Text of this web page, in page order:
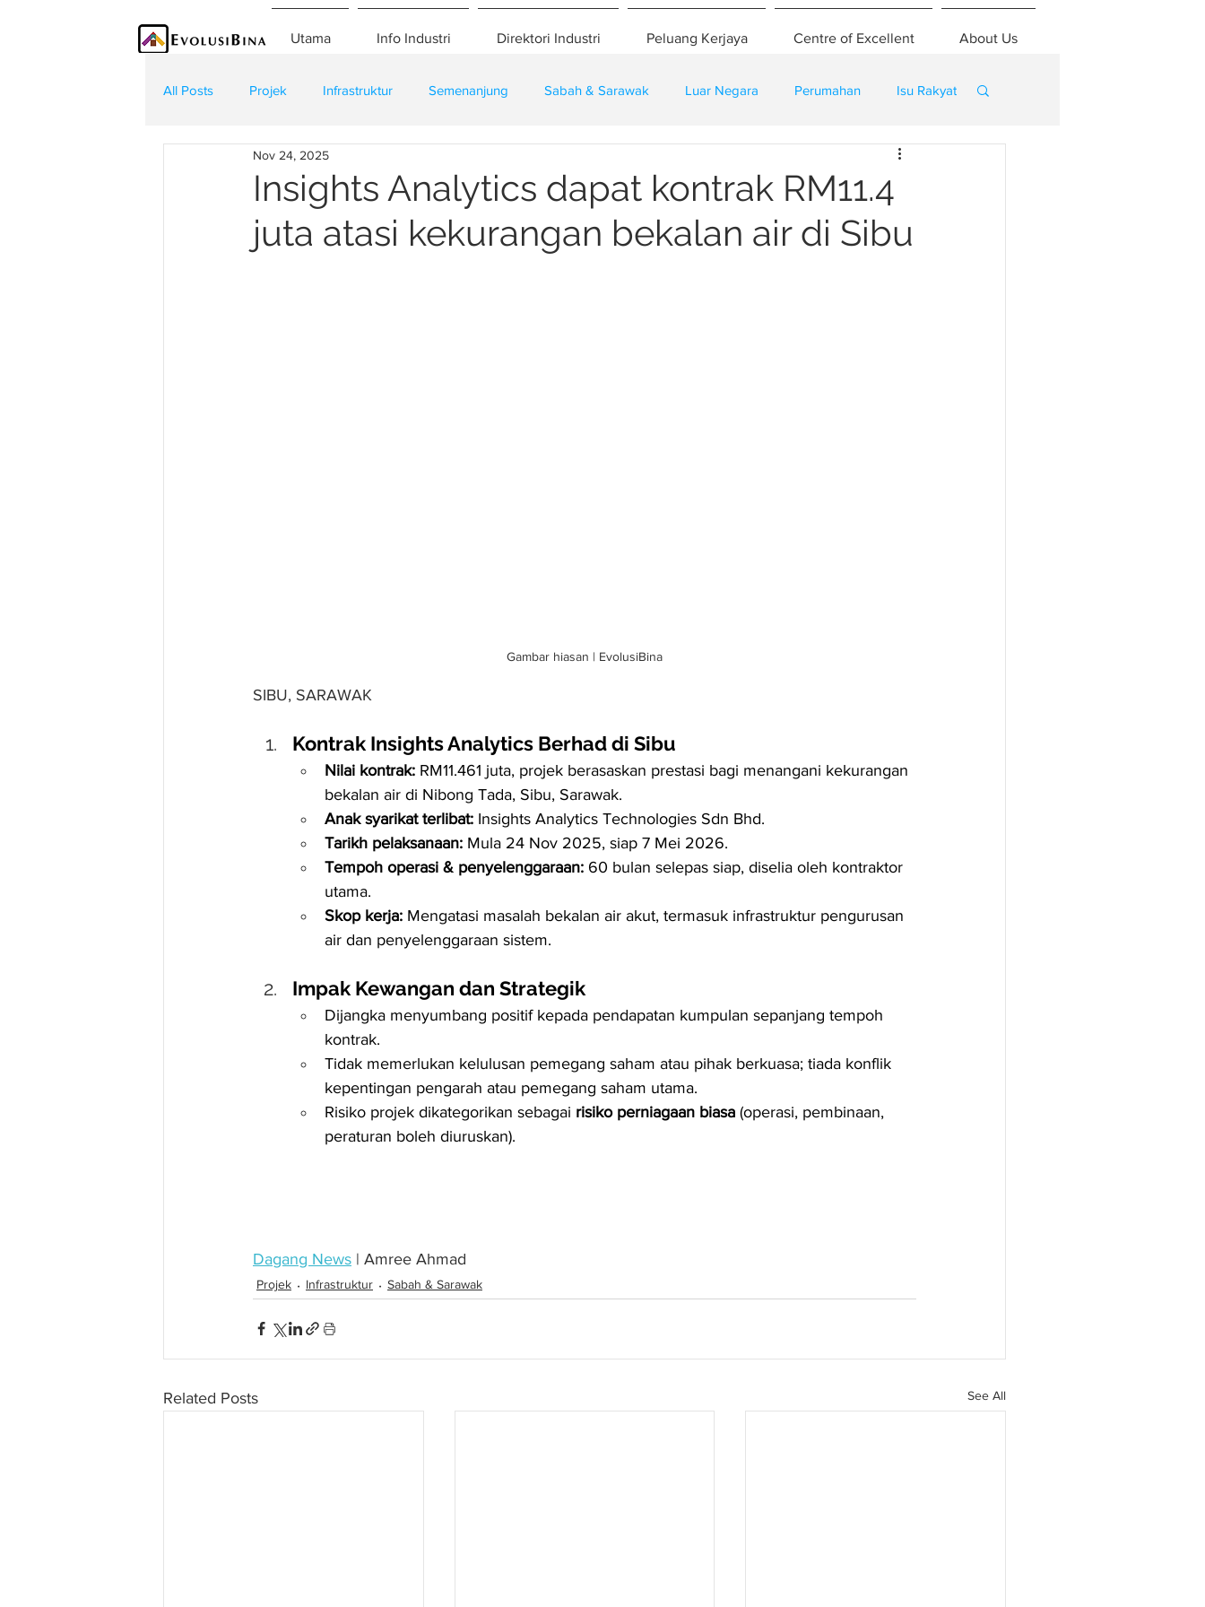
Utama Info Industri Direktori Industri Peluang Kerjaya Centre of Excellent About Us
All Posts Projek Infrastruktur Semenanjung Sabah & Sarawak Luar Negara Perumahan Isu Rakyat
Teknologi Kontraktor
Insights Analytics dapat kontrak RM11.4
juta atasi kekurangan bekalan air di Sibu
Nov 24, 2025
Gambar hiasan | EvolusiBina
SIBU, SARAWAK
Kontrak Insights Analytics Berhad di Sibu
Nilai kontrak: RM11.461 juta, projek berasaskan prestasi bagi menangani kekurangan
bekalan air di Nibong Tada, Sibu, Sarawak.
Anak syarikat terlibat: Insights Analytics Technologies Sdn Bhd.
Tarikh pelaksanaan: Mula 24 Nov 2025, siap 7 Mei 2026.
Tempoh operasi & penyelenggaraan: 60 bulan selepas siap, diselia oleh kontraktor
utama.
Skop kerja: Mengatasi masalah bekalan air akut, termasuk infrastruktur pengurusan
air dan penyelenggaraan sistem.
Impak Kewangan dan Strategik
Dijangka menyumbang positif kepada pendapatan kumpulan sepanjang tempoh
kontrak.
Tidak memerlukan kelulusan pemegang saham atau pihak berkuasa; tiada konflik
kepentingan pengarah atau pemegang saham utama.
Risiko projek dikategorikan sebagai risiko perniagaan biasa (operasi, pembinaan,
peraturan boleh diuruskan).
Dagang News | Amree Ahmad
Projek Infrastruktur Sabah & Sarawak
Related Posts See All